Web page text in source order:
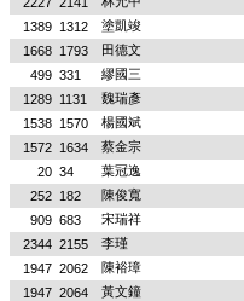
1389
1312
塗凱竣
1668
1793
田德文
499 331
繆國三
1289
1131
魏瑞彥
1538
1570
楊國斌
1572
1634
蔡金宗
20 34
葉冠逸
252
182
陳俊寬
909 683
宋瑞祥
2344 2155
李瑾
1947 2062
陳裕璋
1947 2064
黃文鐘